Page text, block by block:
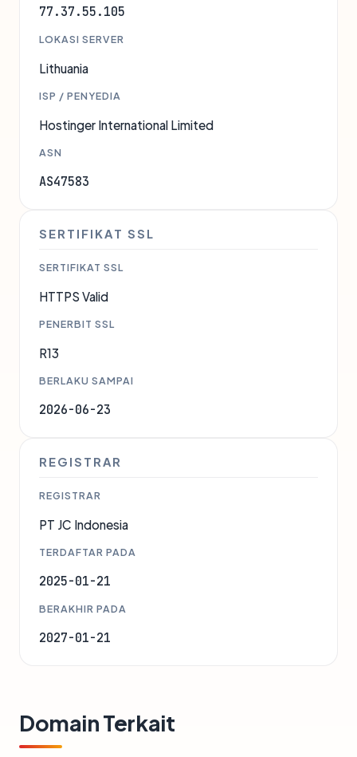
77.37.55.105
LOKASI SERVER
Lithuania
ISP / PENYEDIA
Hostinger International Limited
ASN
AS47583
SERTIFIKAT SSL
SERTIFIKAT SSL
HTTPS Valid
PENERBIT SSL
R13
BERLAKU SAMPAI
2026-06-23
REGISTRAR
REGISTRAR
PT JC Indonesia
TERDAFTAR PADA
2025-01-21
BERAKHIR PADA
2027-01-21
Domain Terkait